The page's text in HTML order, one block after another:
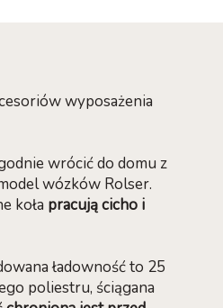
wyposażenia
wrócić do domu z
wózków Rolser.
koła pracują cicho i
ładowność to 25
poliestru, ściągana